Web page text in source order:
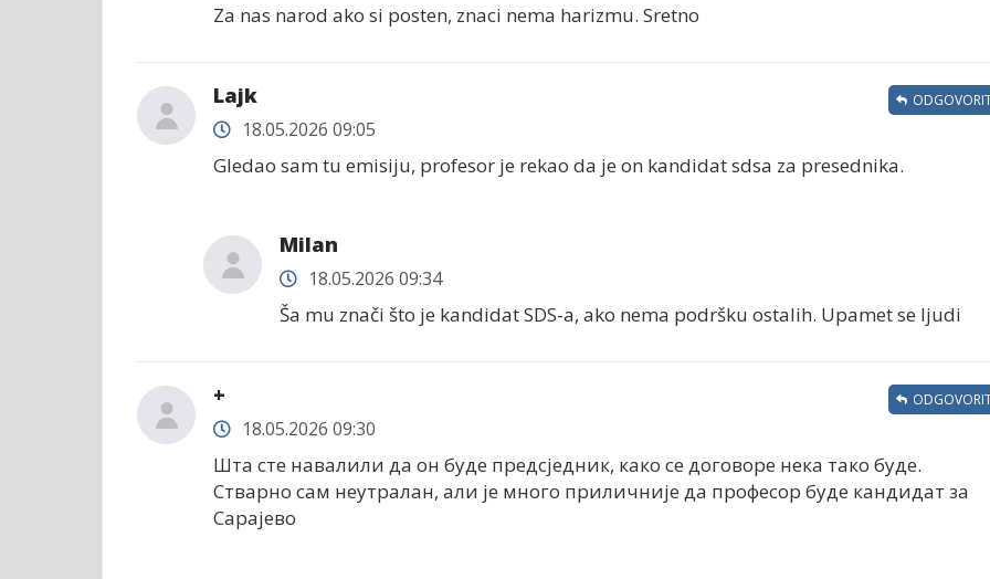
Za nas narod ako si posten, znaci nema harizmu. Sretno
Lajk
18.05.2026 09:05
Gledao sam tu emisiju, profesor je rekao da je on kandidat sdsa za presednika.
Milan
18.05.2026 09:34
Ša mu znači što je kandidat SDS-a, ako nema podršku ostalih. Upamet se ljudi
+
18.05.2026 09:30
Шта сте навалили да он буде предсједник, како се договоре нека тако буде.
Стварно сам неутралан, али је много приличније да професор буде кандидат за
Сарајево